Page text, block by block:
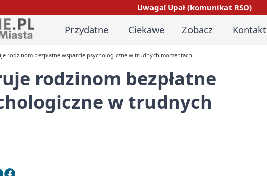
Uwaga! Upał (komunikat RSO)
Przydatne Ciekawe Zobacz Kontakt
rodzinom bezpłatne wsparcie psychologiczne w trudnych momentach
rodzinom bezpłatne
w trudnych